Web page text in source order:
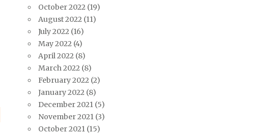
October 2022 (19)
August 2022 (11)
July 2022 (16)
May 2022 (4)
April 2022 (8)
March 2022 (8)
February 2022 (2)
January 2022 (8)
December 2021(5)
November 2021(3)
October 2021(15)